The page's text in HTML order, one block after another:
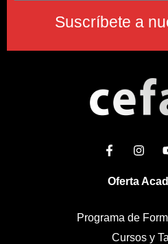
Suscríbete a
Oferta
Programa de
Cursos y